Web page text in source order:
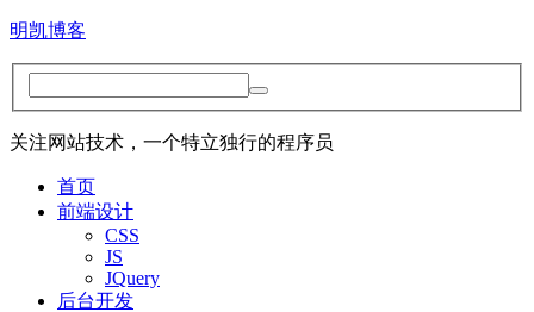
明凯博客
关注网站技术，一个特立独行的程序员
首页
前端设计
CSS
JS
JQuery
后台开发